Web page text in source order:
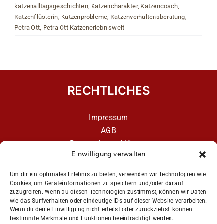
Einwilligung verwalten
Um dir ein optimales Erlebnis zu bieten, verwenden wir Technologien wie
Cookies, um Geräteinformationen zu speichern und/oder darauf
zuzugreifen. Wenn du diesen Technologien zustimmst, können wir Daten
wie das Surfverhalten oder eindeutige IDs auf dieser Website verarbeiten.
Wenn du deine Einwilligung nicht erteilst oder zurückziehst, können
bestimmte Merkmale und Funktionen beeinträchtigt werden.
katzenalltagsgeschichten, Katzencharakter, Katzencoach,
Katzenflüsterin, Katzenprobleme, Katzenverhaltensberatung,
Petra Ott, Petra Ott Katzenerlebniswelt
RECHTLICHES
Impressum
AGB
Datenschutzerklärung
Datenschutzerklärung – aCATemy Katzentraining
App
Get Social